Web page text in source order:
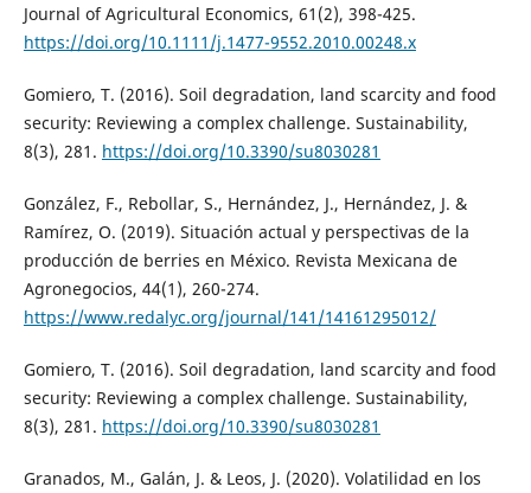
Journal of Agricultural Economics, 61(2), 398-425.
https://doi.org/10.1111/j.1477-9552.2010.00248.x
Gomiero, T. (2016). Soil degradation, land scarcity and food
security: Reviewing a complex challenge. Sustainability,
8(3), 281. https://doi.org/10.3390/su8030281
González, F., Rebollar, S., Hernández, J., Hernández, J. &
Ramírez, O. (2019). Situación actual y perspectivas de la
producción de berries en México. Revista Mexicana de
Agronegocios, 44(1), 260-274.
https://www.redalyc.org/journal/141/14161295012/
Gomiero, T. (2016). Soil degradation, land scarcity and food
security: Reviewing a complex challenge. Sustainability,
8(3), 281. https://doi.org/10.3390/su8030281
Granados, M., Galán, J. & Leos, J. (2020). Volatilidad en los